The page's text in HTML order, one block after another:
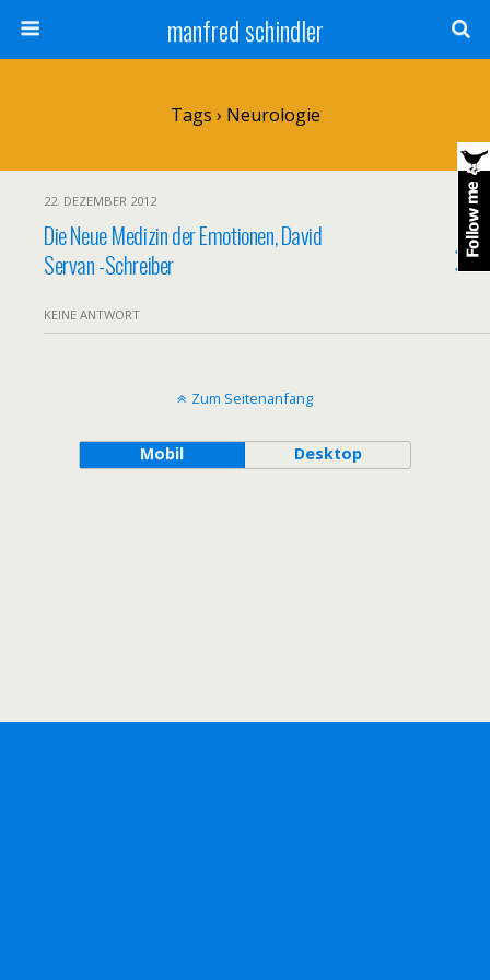
manfred schindler
Tags › Neurologie
22. DEZEMBER 2012
Die Neue Medizin der Emotionen, David
Servan -Schreiber
KEINE ANTWORT
Zum Seitenanfang
Mobil Desktop